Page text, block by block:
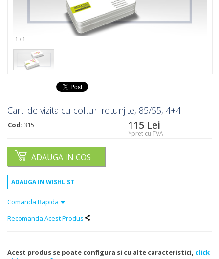
1 / 1
Carti de vizita cu colturi rotunjite, 85/55, 4+4
Cod: 315 115 Lei
*pret cu TVA
Comanda Rapida
Recomanda Acest Produs
Acest produs se poate configura si cu alte caracteristici, click